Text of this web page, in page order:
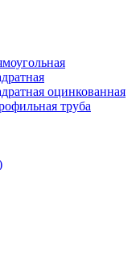
оцинкованная
труба